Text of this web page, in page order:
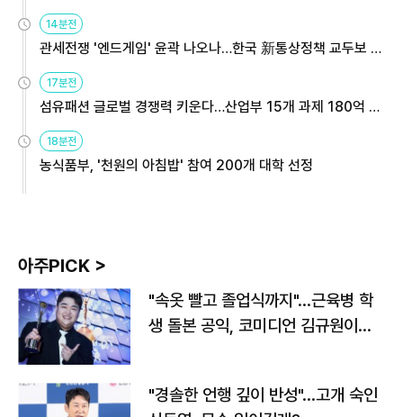
14분전
관세전쟁 '엔드게임' 윤곽 나오나…한국 新통상정책 교두보 활
용해야
17분전
섬유패션 글로벌 경쟁력 키운다…산업부 15개 과제 180억 지
원
18분전
농식품부, '천원의 아침밥' 참여 200개 대학 선정
아주PICK >
"속옷 빨고 졸업식까지"…근육병 학
생 돌본 공익, 코미디언 김규원이었
"경솔한 언행 깊이 반성"…고개 숙인